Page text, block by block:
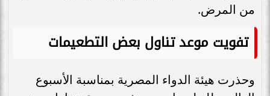
من المرض.
تفويت موعد تناول بعض التطعيمات
وحذرت هيئة الدواء المصرية بمناسبة الأسبوع